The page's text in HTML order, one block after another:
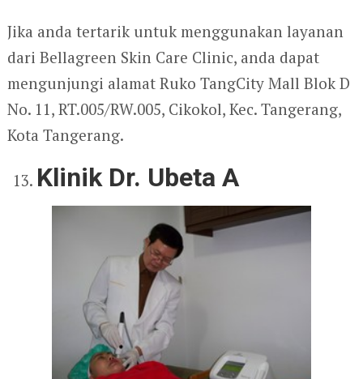
Jika anda tertarik untuk menggunakan layanan
dari Bellagreen Skin Care Clinic, anda dapat
mengunjungi alamat Ruko TangCity Mall Blok D
No. 11, RT.005/RW.005, Cikokol, Kec. Tangerang,
Kota Tangerang.
Klinik Dr. Ubeta A